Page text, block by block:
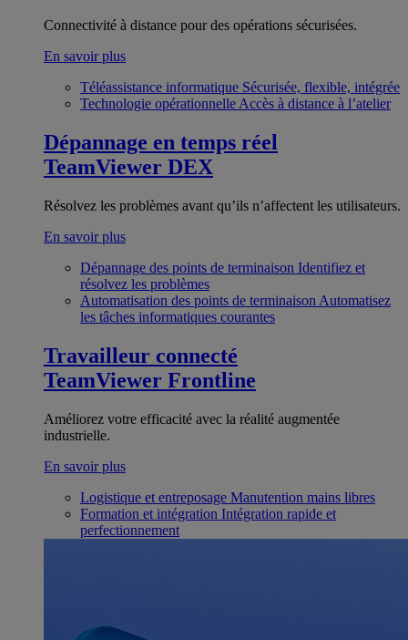
Connectivité à distance pour des opérations sécurisées.
En savoir plus
Téléassistance informatique Sécurisée, flexible, intégrée
Technologie opérationnelle Accès à distance à l’atelier
Dépannage en temps réel
TeamViewer DEX
Résolvez les problèmes avant qu’ils n’affectent les utilisateurs.
En savoir plus
Dépannage des points de terminaison Identifiez et
résolvez les problèmes
Automatisation des points de terminaison Automatisez
les tâches informatiques courantes
Travailleur connecté
TeamViewer Frontline
Améliorez votre efficacité avec la réalité augmentée
industrielle.
En savoir plus
Logistique et entreposage Manutention mains libres
Formation et intégration Intégration rapide et
perfectionnement